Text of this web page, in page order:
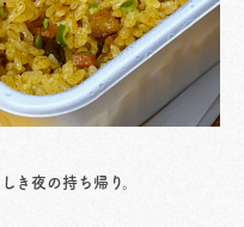
き夜の持ち帰り。